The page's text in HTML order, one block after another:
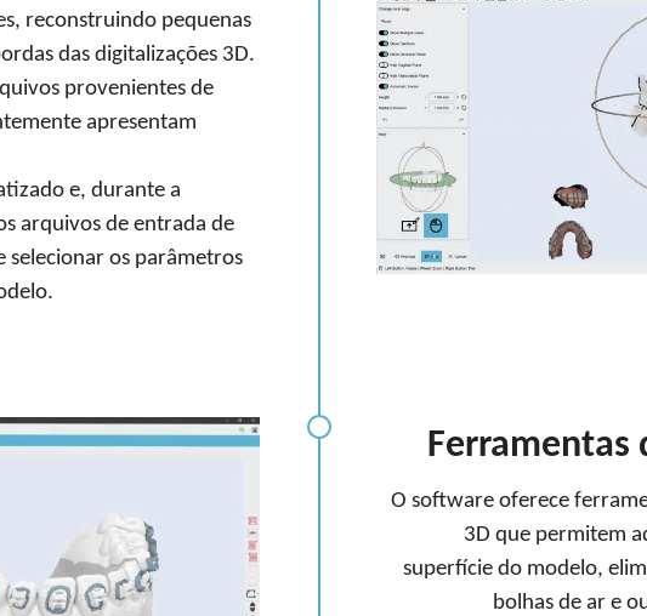
reconstruindo pequenas
das digitalizações 3D.
provenientes de
apresentam
e, durante a
arquivos de entrada de
selecionar os parâmetros
Ferramentas
O software oferece
3D que permitem
superfície do modelo,
bolhas de ar e